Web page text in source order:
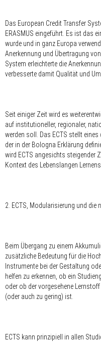
Das European Credit Transfer
ERASMUS eingeführt. Es ist das
wurde und in ganz Europa
Anerkennung und Übertragung
System erleichterte die
verbesserte damit Qualität und
Seit einiger Zeit wird es
auf institutioneller, regionaler,
werden soll. Das ECTS stellt
der in der Bologna Erklärung
wird ECTS angesichts steigender
Kontext des Lebenslangen
2. ECTS, Modularisierung und die
Beim Übergang zu einem
zusätzliche Bedeutung für die
Instrumente bei der Gestaltung
helfen zu erkennen, ob ein
oder ob der vorgesehene
(oder auch zu gering) ist.
ECTS kann prinzipiell in allen